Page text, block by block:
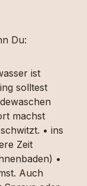
Du:
ist
solltest
machst
• ins
Zeit
•
Auch